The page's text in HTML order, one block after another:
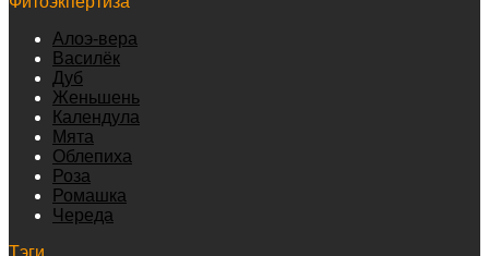
Алоэ-вера
Василёк
Дуб
Женьшень
Календула
Мята
Облепиха
Роза
Ромашка
Череда
Тэги